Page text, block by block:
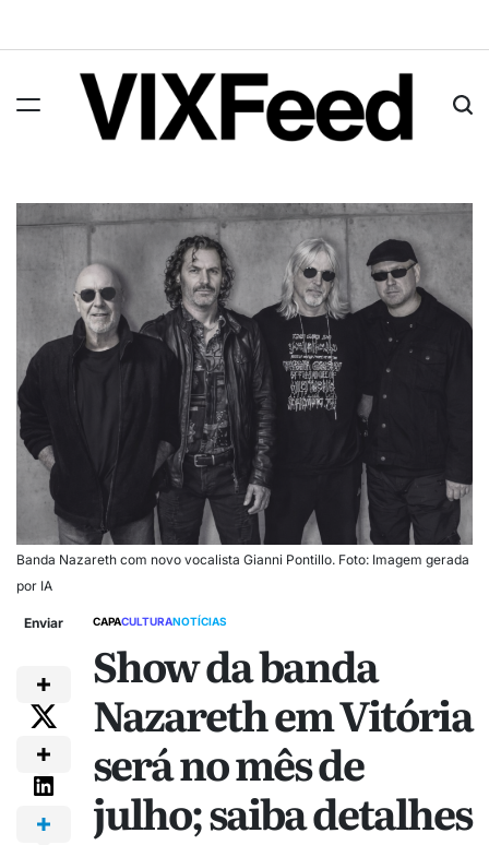
Banda Nazareth com novo vocalista Gianni Pontillo. Foto: Imagem gerada
por IA
Enviar CAPACULTURANOTÍCIAS
Show da banda
Nazareth em Vitória
será no mês de
julho; saiba detalhes